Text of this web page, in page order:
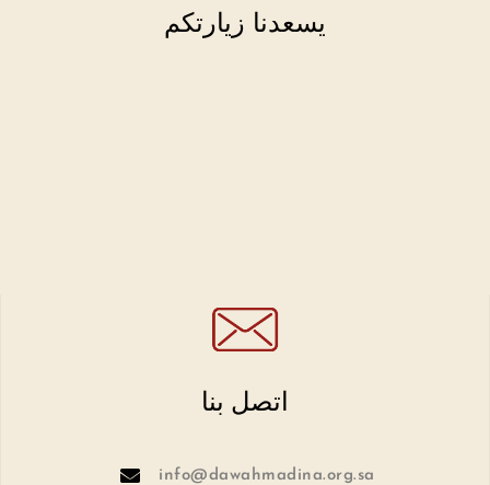
يسعدنا زيارتكم
اتصل بنا
info@dawahmadina.org.sa